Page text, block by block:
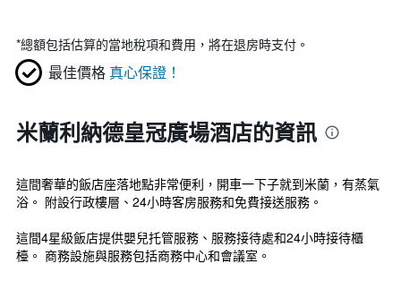
*總額包括估算的當地稅項和費用，將在退房時支付。
最佳價格 真心保證！
米蘭利納德皇冠廣場酒店的資訊
這間奢華的飯店座落地點非常便利，開車一下子就到米蘭，有蒸氣
浴。 附設行政樓層、24小時客房服務和免費接送服務。
這間4星級飯店提供嬰兒托管服務、服務接待處和24小時接待櫃
檯。 商務設施與服務包括商務中心和會議室。